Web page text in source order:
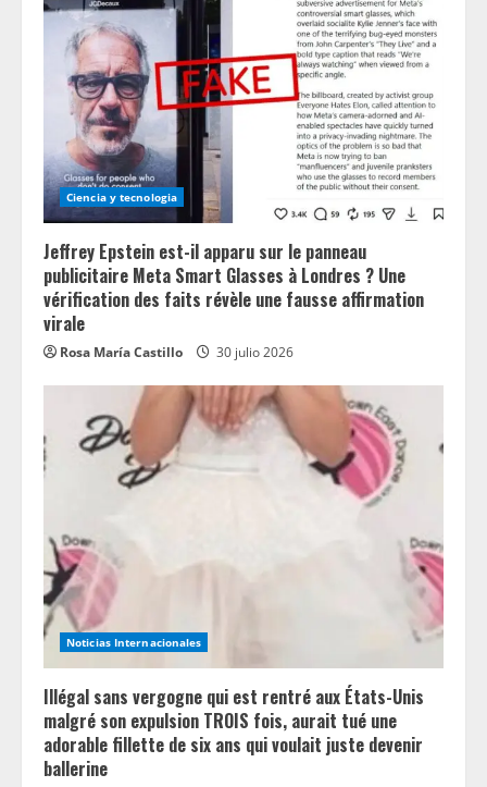
Ciencia y tecnologia
Jeffrey Epstein est-il apparu sur le panneau
publicitaire Meta Smart Glasses à Londres ? Une
vérification des faits révèle une fausse affirmation
virale
Rosa María Castillo 30 julio 2026
Noticias Internacionales
Illégal sans vergogne qui est rentré aux États-Unis
malgré son expulsion TROIS fois, aurait tué une
adorable fillette de six ans qui voulait juste devenir
ballerine